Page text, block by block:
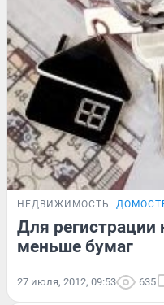
НЕДВИЖИМОСТЬ
Для
меньше бумаг
27 июля, 2012, 09:53 635